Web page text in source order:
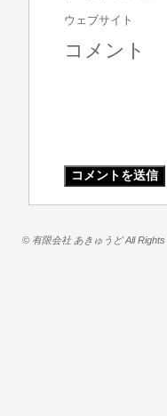
ウェブサイト
コメント
© 有限会社 あきゅうど All Rights